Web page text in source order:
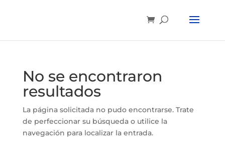
No se encontraron
resultados
La página solicitada no pudo encontrarse. Trate
de perfeccionar su búsqueda o utilice la
navegación para localizar la entrada.